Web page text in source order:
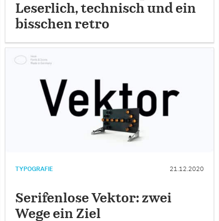
Leserlich, technisch und ein
bisschen retro
TYPOGRAFIE 21.12.2020
Serifenlose Vektor: zwei
Wege ein Ziel